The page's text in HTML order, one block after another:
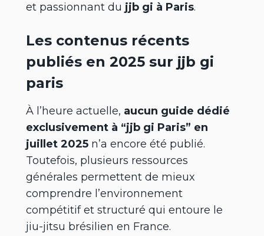
et passionnant du jjb gi à Paris.
Les contenus récents
publiés en 2025 sur jjb gi
paris
À l’heure actuelle, aucun guide dédié
exclusivement à “jjb gi Paris” en
juillet 2025 n’a encore été publié.
Toutefois, plusieurs ressources
générales permettent de mieux
comprendre l’environnement
compétitif et structuré qui entoure le
jiu-jitsu brésilien en France.